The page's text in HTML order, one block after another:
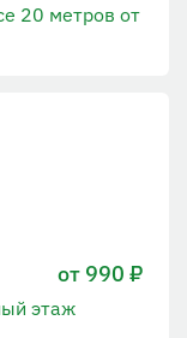
20 метров от
от 990 ₽
этаж